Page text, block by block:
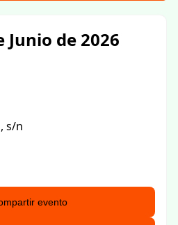
Junio de 2026
s/n
evento